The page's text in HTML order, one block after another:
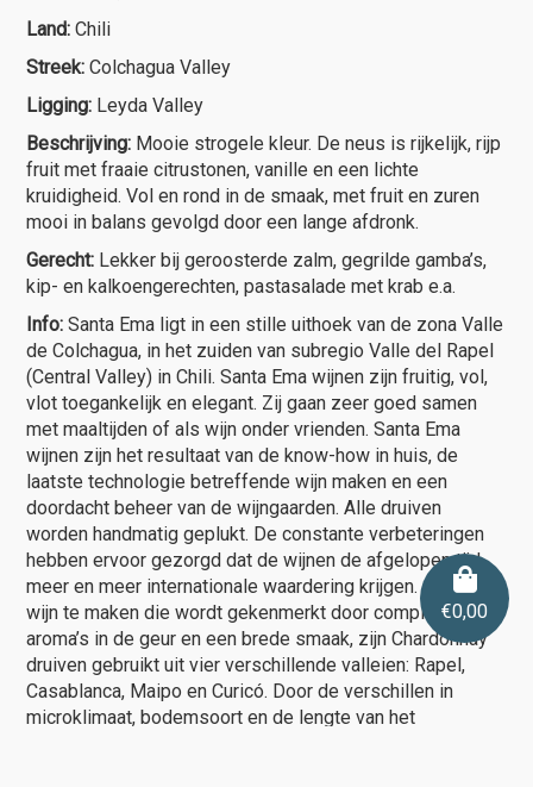
€0,00
Land:Chili
Streek: Colchagua Valley
Ligging: Leyda Valley
Beschrijving: Mooie strogele kleur. De neus is rijkelijk, rijp
fruit met fraaie citrustonen, vanille en een lichte
kruidigheid. Vol en rond in de smaak, met fruit en zuren
mooi in balans gevolgd door een lange afdronk.
Gerecht: Lekker bij geroosterde zalm, gegrilde gamba’s,
kip- en kalkoengerechten, pastasalade met krab e.a.
Info:Santa Ema ligt in een stille uithoek van de zona Valle
de Colchagua, in het zuiden van subregio Valle del Rapel
(Central Valley) in Chili. Santa Ema wijnen zijn fruitig, vol,
vlot toegankelijk en elegant. Zij gaan zeer goed samen
met maaltijden of als wijn onder vrienden. Santa Ema
wijnen zijn het resultaat van de know-how in huis, de
laatste technologie betreffende wijn maken en een
doordacht beheer van de wijngaarden. Alle druiven
worden handmatig geplukt. De constante verbeteringen
hebben ervoor gezorgd dat de wijnen de afgelopen tijd
meer en meer internationale waardering krijgen. Om deze
wijn te maken die wordt gekenmerkt door complexe
aroma’s in de geur en een brede smaak, zijn Chardonnay
druiven gebruikt uit vier verschillende valleien: Rapel,
Casablanca, Maipo en Curicó. Door de verschillen in
microklimaat, bodemsoort en de lengte van het